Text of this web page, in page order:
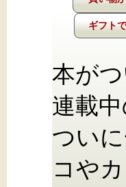
ギフト
本が
連載
つい
コや